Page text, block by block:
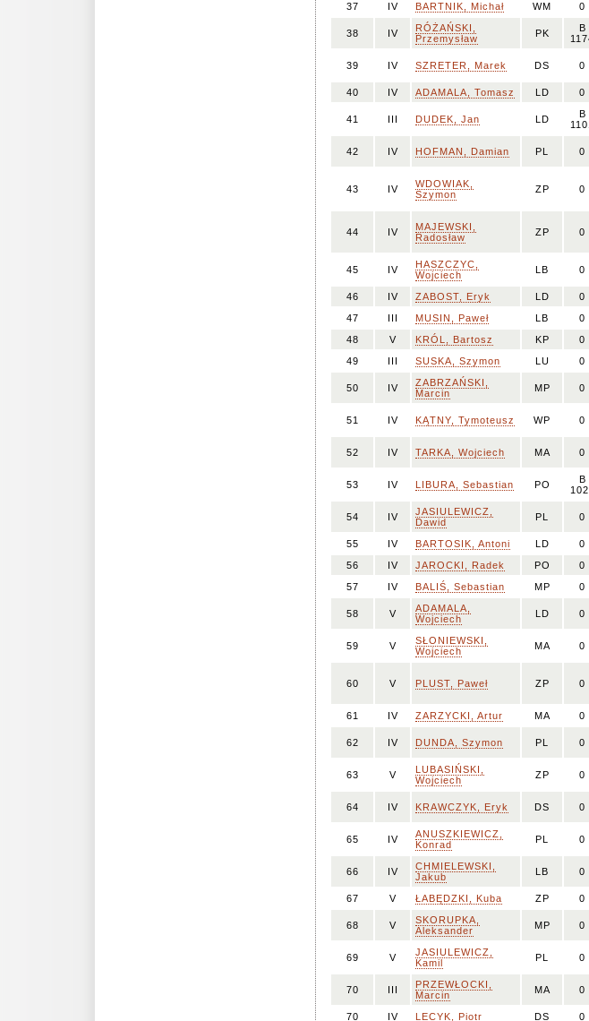
37 IV BARTNIK, Michał WM 0
38 IV
RÓŻAŃSKI,
Przemysław
PK
B
39 IV SZRETER, Marek DS 0
40 IV ADAMALA, Tomasz LD 0
41 III DUDEK, Jan LD
B
42 IV HOFMAN, Damian PL 0
43 IV
WDOWIAK,
Szymon
ZP 0
44 IV
MAJEWSKI,
Radosław
ZP 0
45 IV
HASZCZYC,
Wojciech
LB 0
46 IV ZABOST, Eryk LD 0
47
III MUSIN, Paweł LB 0
48
V KRÓL, Bartosz KP 0
49
III SUSKA, Szymon LU 0
50 IV
ZABRZAŃSKI,
Marcin
MP 0
51 IV KĄTNY, Tymoteusz WP 0
52 IV TARKA, Wojciech MA 0
53 IV LIBURA, Sebastian PO
B
54 IV
JASIULEWICZ,
Dawid
PL 0
55 IV BARTOSIK, Antoni LD 0
56
IV JAROCKI, Radek PO 0
57
IV BALIŚ, Sebastian MP 0
58 V
ADAMALA,
Wojciech
LD 0
59 V
SŁONIEWSKI,
Wojciech
MA 0
60 V PLUST, Paweł ZP 0
61 IV ZARZYCKI, Artur MA 0
62 IV DUNDA, Szymon PL 0
63 V
LUBASIŃSKI,
Wojciech
ZP 0
64 IV KRAWCZYK, Eryk DS 0
65 IV
ANUSZKIEWICZ,
Konrad
PL 0
66 IV
CHMIELEWSKI,
Jakub
LB 0
67 V ŁABĘDZKI, Kuba ZP 0
68 V
SKORUPKA,
Aleksander
MP 0
69 V
JASIULEWICZ,
Kamil
PL 0
70 III
PRZEWŁOCKI,
Marcin
MA 0
70 IV LECYK, Piotr DS 0